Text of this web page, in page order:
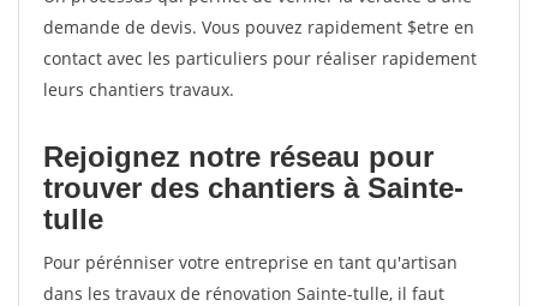
demande de devis. Vous pouvez rapidement $etre en
contact avec les particuliers pour réaliser rapidement
leurs chantiers travaux.
Rejoignez notre réseau pour
trouver des chantiers à Sainte-
tulle
Pour pérénniser votre entreprise en tant qu'artisan
dans les travaux de rénovation Sainte-tulle, il faut